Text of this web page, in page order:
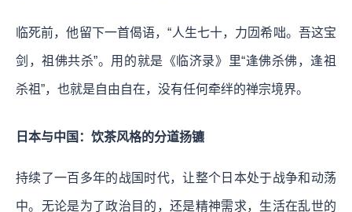
临死前，他留下一首偈语，“人生七十，力㘞希咄。吾这宝
剑，祖佛共杀”。用的就是《临济录》里“逢佛杀佛，逢祖
杀祖”，也就是自由自在，没有任何牵绊的禅宗境界。
日本与中国：饮茶风格的分道扬镳
持续了一百多年的战国时代，让整个日本处于战争和动荡
中。无论是为了政治目的，还是精神需求，生活在乱世的